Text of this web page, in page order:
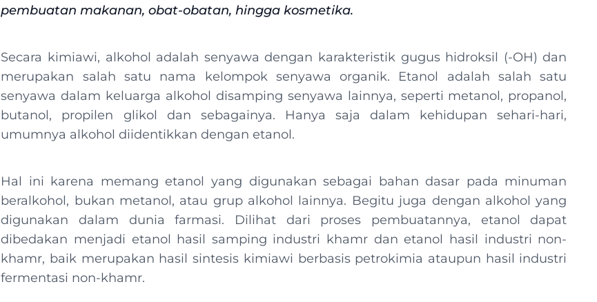
pembuatan makanan, obat-obatan, hingga kosmetika.
Secara kimiawi, alkohol adalah senyawa dengan karakteristik gugus hidroksil (-OH) dan
merupakan salah satu nama kelompok senyawa organik. Etanol adalah salah satu
senyawa dalam keluarga alkohol disamping senyawa lainnya, seperti metanol, propanol,
butanol, propilen glikol dan sebagainya. Hanya saja dalam kehidupan sehari-hari,
umumnya alkohol diidentikkan dengan etanol.
Hal ini karena memang etanol yang digunakan sebagai bahan dasar pada minuman
beralkohol, bukan metanol, atau grup alkohol lainnya. Begitu juga dengan alkohol yang
digunakan dalam dunia farmasi. Dilihat dari proses pembuatannya, etanol dapat
dibedakan menjadi etanol hasil samping industri khamr dan etanol hasil industri non-
khamr, baik merupakan hasil sintesis kimiawi berbasis petrokimia ataupun hasil industri
fermentasi non-khamr.